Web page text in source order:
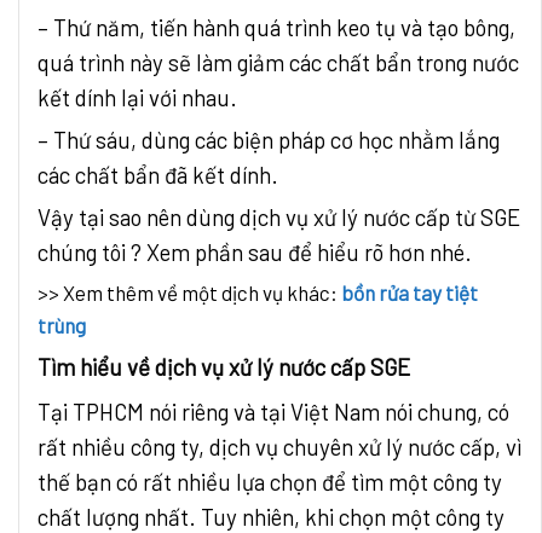
– Thứ năm, tiến hành quá trình keo tụ và tạo bông,
quá trình này sẽ làm giảm các chất bẩn trong nước
kết dính lại với nhau.
– Thứ sáu, dùng các biện pháp cơ học nhằm lắng
các chất bẩn đã kết dính.
Vậy tại sao nên dùng dịch vụ xử lý nước cấp từ SGE
chúng tôi ? Xem phần sau để hiểu rõ hơn nhé.
>> Xem thêm về một dịch vụ khác: bồn rửa tay tiệt
trùng
Tìm hiểu về dịch vụ xử lý nước cấp SGE
Tại TPHCM nói riêng và tại Việt Nam nói chung, có
rất nhiều công ty, dịch vụ chuyên xử lý nước cấp, vì
thế bạn có rất nhiều lựa chọn để tìm một công ty
chất lượng nhất. Tuy nhiên, khi chọn một công ty